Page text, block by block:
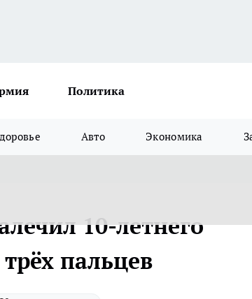
Политика
Авто Экономика
10-летнего
пальцев